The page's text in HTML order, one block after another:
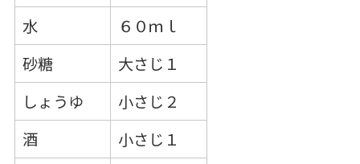
水
６０ｍｌ
砂糖
大さじ１
しょうゆ
小さじ２
酒
小さじ１